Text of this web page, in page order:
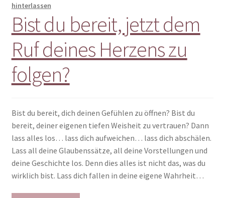
hinterlassen
Bist du bereit, jetzt dem
Ruf deines Herzens zu
folgen?
Bist du bereit, dich deinen Gefühlen zu öffnen? Bist du
bereit, deiner eigenen tiefen Weisheit zu vertrauen? Dann
lass alles los… lass dich aufweichen… lass dich abschälen.
Lass all deine Glaubenssätze, all deine Vorstellungen und
deine Geschichte los. Denn dies alles ist nicht das, was du
wirklich bist. Lass dich fallen in deine eigene Wahrheit…